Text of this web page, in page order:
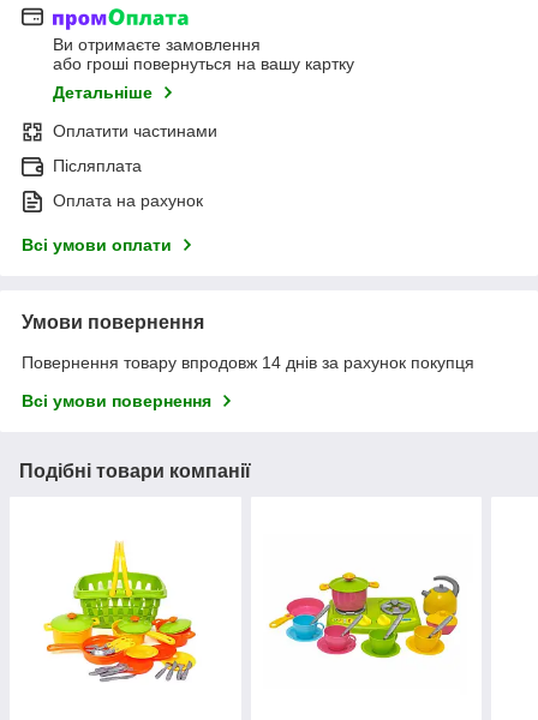
Ви отримаєте замовлення
або гроші повернуться на вашу картку
Детальніше
Оплатити частинами
Післяплата
Оплата на рахунок
Всі умови оплати
Умови повернення
Повернення товару впродовж 14 днів за рахунок покупця
Всі умови повернення
Подібні товари компанії